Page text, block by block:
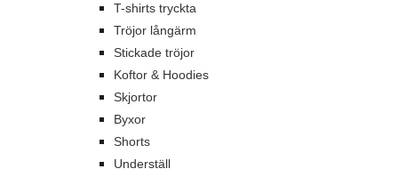
T-shirts tryckta
Tröjor långärm
Stickade tröjor
Koftor & Hoodies
Skjortor
Byxor
Shorts
Underställ